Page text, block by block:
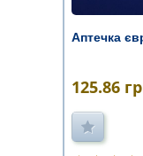
Аптечка
125.86